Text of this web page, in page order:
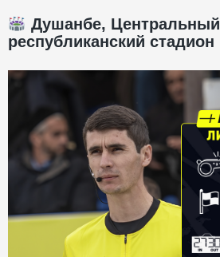
Душанбе, Центральный
республиканский стадион